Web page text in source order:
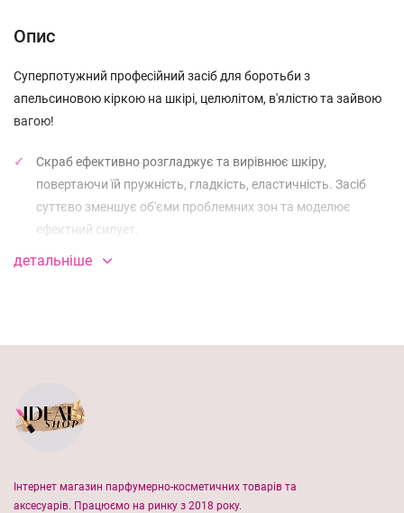
Опис
Суперпотужний професійний засіб для боротьби з
апельсиновою кіркою на шкірі, целюлітом, в'ялістю та зайвою
вагою!
Скраб ефективно розгладжує та вирівнює шкіру,
повертаючи їй пружність, гладкість, еластичність. Засіб
суттєво зменшує об'єми проблемних зон та моделює
ефектний силует.
Зерна кави, морська сіль та ефірні олії розсмоктують жир
До складу скрабу входять:
олії м'яти, імбиру, лайма, лемонграса, олія авокадо, олія
мигдалю, кокамідопропілбетаїн, вітаміни А, Е.
рухами, приділяючи увагу проблемним зонам. Залишіть на 5-
детальніше
Інтернет магазин парфумерно-косметичних товарів та
аксесуарів. Працюємо на ринку з 2018 року.